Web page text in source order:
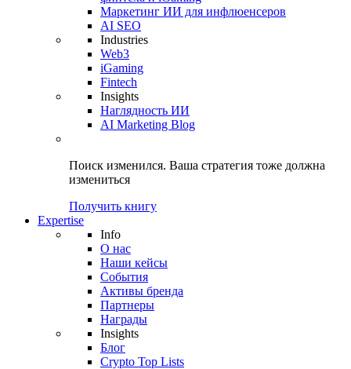
Маркетинг ИИ для инфлюенсеров
AI SEO
Industries
Web3
iGaming
Fintech
Insights
Наглядность ИИ
AI Marketing Blog
Поиск изменился. Ваша стратегия тоже должна
измениться
Получить книгу
Expertise
Info
О нас
Наши кейсы
События
Активы бренда
Партнеры
Награды
Insights
Блог
Crypto Top Lists